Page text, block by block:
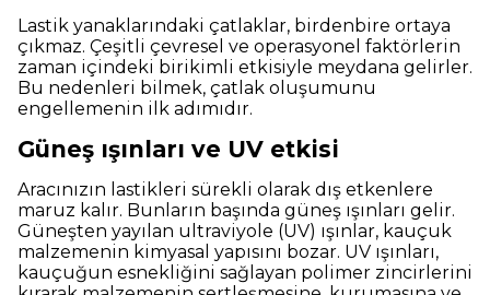
Lastik yanaklarındaki çatlaklar, birdenbire ortaya
çıkmaz. Çeşitli çevresel ve operasyonel faktörlerin
zaman içindeki birikimli etkisiyle meydana gelirler.
Bu nedenleri bilmek, çatlak oluşumunu
engellemenin ilk adımıdır.
Güneş ışınları ve UV etkisi
Aracınızın lastikleri sürekli olarak dış etkenlere
maruz kalır. Bunların başında güneş ışınları gelir.
Güneşten yayılan ultraviyole (UV) ışınlar, kauçuk
malzemenin kimyasal yapısını bozar. UV ışınları,
kauçuğun esnekliğini sağlayan polimer zincirlerini